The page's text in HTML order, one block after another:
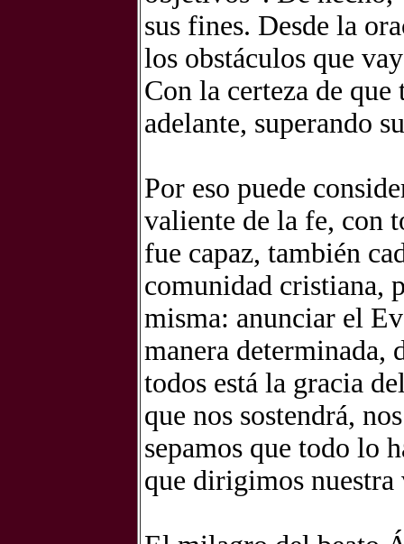
sus fines. Desde la
los obstáculos que
Con la certeza de
adelante, superando
Por eso puede
valiente de la fe, con
fue capaz, también
comunidad cristiana,
misma: anunciar el
manera determinada,
todos está la gracia
que nos sostendrá,
sepamos que todo lo
que dirigimos nuestra